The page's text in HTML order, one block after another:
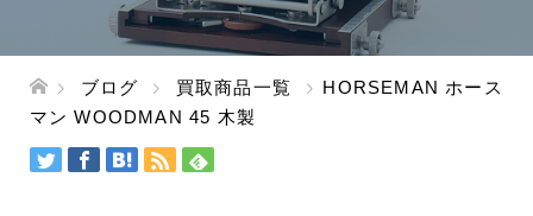
ブログ 買取商品一覧
HORSEMAN ホース
マン WOODMAN 45 木製